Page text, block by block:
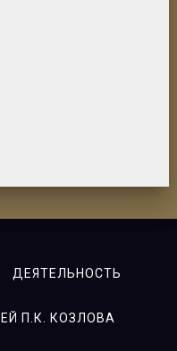
ДЕЯТЕЛЬНОСТЬ
П.К. КОЗЛОВА